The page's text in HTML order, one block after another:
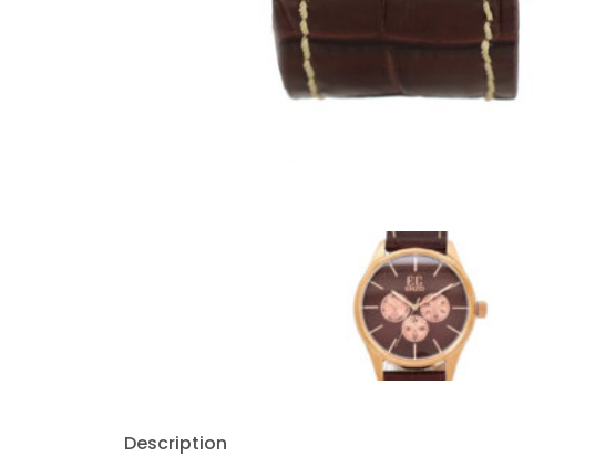
Description